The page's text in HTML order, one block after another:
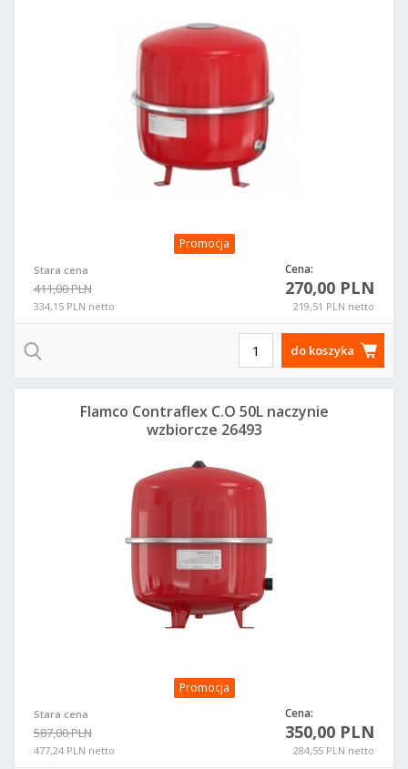
Promocja
Stara cena
411,00 PLN
334,15 PLN netto
Cena:
270,00 PLN
219,51 PLN netto
do koszyka
Promocja
Stara cena
587,00 PLN
477,24 PLN netto
Cena:
350,00 PLN
284,55 PLN netto
Flamco Contraflex C.O 50L naczynie
wzbiorcze 26493